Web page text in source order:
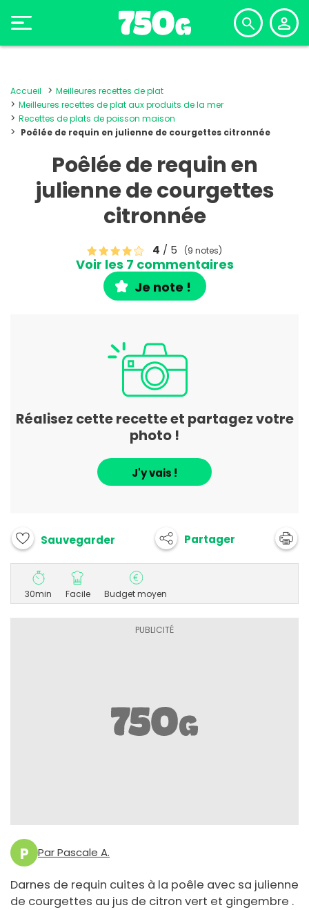
Accueil
Meilleures recettes de plat
Meilleures recettes de plat aux produits de la mer
Recettes de plats de poisson maison
Poêlée de requin en julienne de courgettes citronnée
Poêlée de requin en
julienne de courgettes
citronnée
4 / 5 (9 notes)
Voir les 7 commentaires
Je note !
Réalisez cette recette et partagez votre
photo !
J'y vais !
Sauvegarder Partager
30min Facile Budget moyen
P Par Pascale A.
Darnes de requin cuites à la poêle avec sa julienne
de courgettes au jus de citron vert et gingembre .